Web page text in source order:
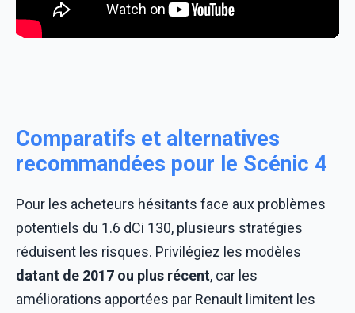
Comparatifs et alternatives
recommandées pour le Scénic 4
Pour les acheteurs hésitants face aux problèmes
potentiels du 1.6 dCi 130, plusieurs stratégies
réduisent les risques. Privilégiez les modèles
datant de 2017 ou plus récent, car les
améliorations apportées par Renault limitent les